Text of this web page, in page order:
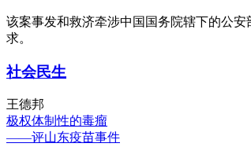
该案事发和救济牵涉中国国务院辖下的公
求。
社会民生
王德邦
极权体制性的毒瘤
——评山东疫苗事件